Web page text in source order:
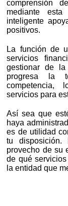
comprensión
mediante
inteligente
positivos.
La función de
servicios
gestionar de
progresa la
competencia,
servicios para
Así sea que
haya
es de utilidad
tu disposición.
provecho de su
de qué
la entidad que